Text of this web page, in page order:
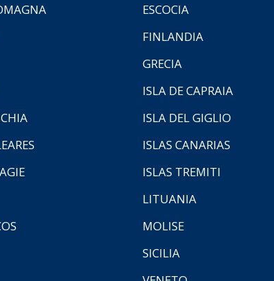
ESCOCIA
FINLANDIA
GRECIA
ISLA DE CAPRAIA
ISLA DEL GIGLIO
ISLAS CANARIAS
ISLAS TREMITI
LITUANIA
MOLISE
SICILIA